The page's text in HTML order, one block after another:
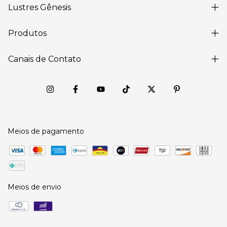
Lustres Gênesis
Produtos
Canais de Contato
Meios de pagamento
Meios de envio